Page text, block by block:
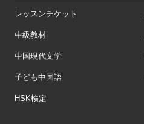
レッスンチケット
中級教材
中国現代文学
子ども中国語
HSK検定